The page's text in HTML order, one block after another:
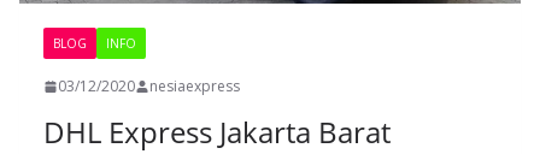
BLOG INFO
03/12/2020 nesiaexpress
DHL Express Jakarta Barat